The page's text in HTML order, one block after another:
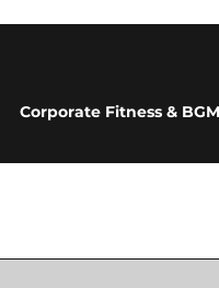
Corporate Fitness & BGM